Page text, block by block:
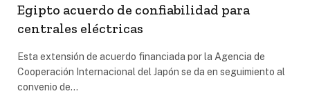
Egipto acuerdo de confiabilidad para
centrales eléctricas
Esta extensión de acuerdo financiada por la Agencia de
Cooperación Internacional del Japón se da en seguimiento al
convenio de…